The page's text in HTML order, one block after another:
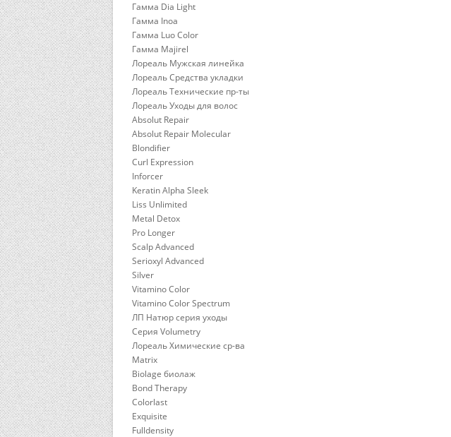
Гамма Dia Light
Гамма Inoa
Гамма Luo Color
Гамма Majirel
Лореаль Мужская линейка
Лореаль Средства укладки
Лореаль Технические пр-ты
Лореаль Уходы для волос
Absolut Repair
Absolut Repair Molecular
Blondifier
Curl Expression
Inforcer
Keratin Alpha Sleek
Liss Unlimited
Metal Detox
Pro Longer
Scalp Advanced
Serioxyl Advanced
Silver
Vitamino Color
Vitamino Color Spectrum
ЛП Натюр серия уходы
Серия Volumetry
Лореаль Химические ср-ва
Matrix
Biolage биолаж
Bond Therapy
Colorlast
Exquisite
Fulldensity